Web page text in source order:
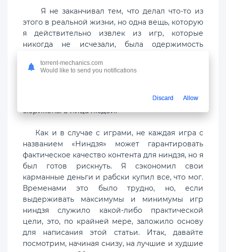
Я не заканчивал тем, что делал что-то из
этого в реальной жизни, но одна вещь, которую
я действительно извлек из игр, которые
никогда не исчезали, была одержимость
слишком молод, чтобы смотреть большинство
набрасывать черную пижаму и бросать
сюрикены в лица людей.
Как и в случае с играми, не каждая игра с
названием «Ниндзя» может гарантировать
фактическое качество контента для ниндзя, но я
был готов рискнуть. Я сэкономил свои
карманные деньги и рабски купил все, что мог.
Временами это было трудно, но, если
выдерживать максимумы и минимумы игр
ниндзя служило какой-либо практической
цели, это, по крайней мере, заложило основу
для написания этой статьи. Итак, давайте
посмотрим, начиная снизу, на лучшие и худшие
torrent-mechanics.com
Would like to send you notifications
Discard Allow